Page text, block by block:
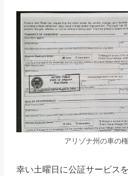
アリゾナ州の車の
幸い土曜日に公証サービス